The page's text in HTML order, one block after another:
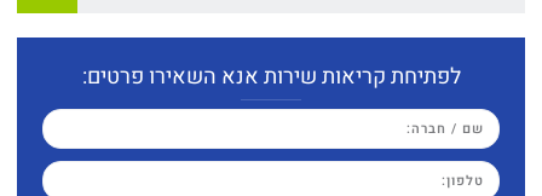
לפתיחת קריאות שירות אנא השאירו פרטים: